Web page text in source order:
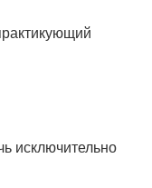
исключительно